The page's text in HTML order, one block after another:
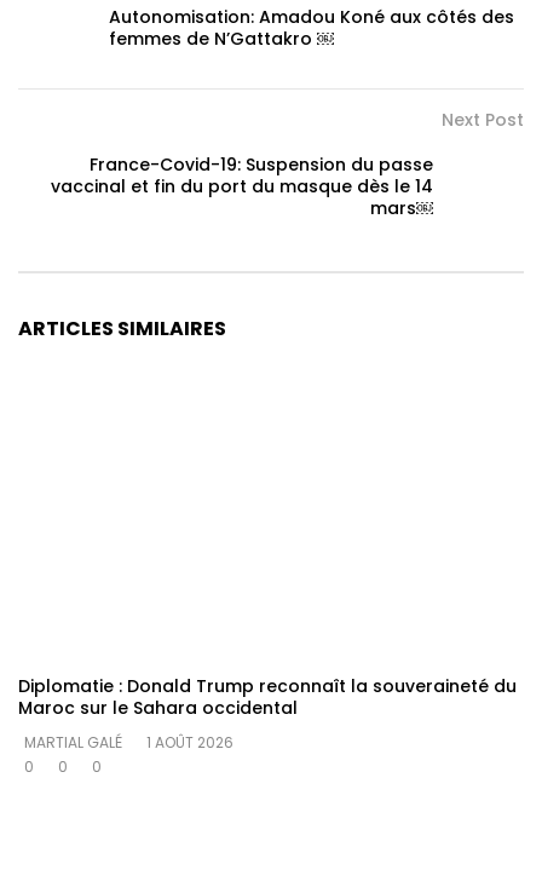
Autonomisation: Amadou Koné aux côtés des
femmes de N’Gattakro ￼
Next Post
France-Covid-19: Suspension du passe
vaccinal et fin du port du masque dès le 14
mars￼
ARTICLES SIMILAIRES
Diplomatie : Donald Trump reconnaît la souveraineté du
Maroc sur le Sahara occidental
MARTIAL GALÉ
1 AOÛT 2026
0
0 0